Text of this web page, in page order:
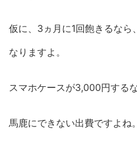
仮に、3ヵ月に1回飽きるな
なりますよ。
スマホケースが3,000円する
馬鹿にできない出費ですよね。